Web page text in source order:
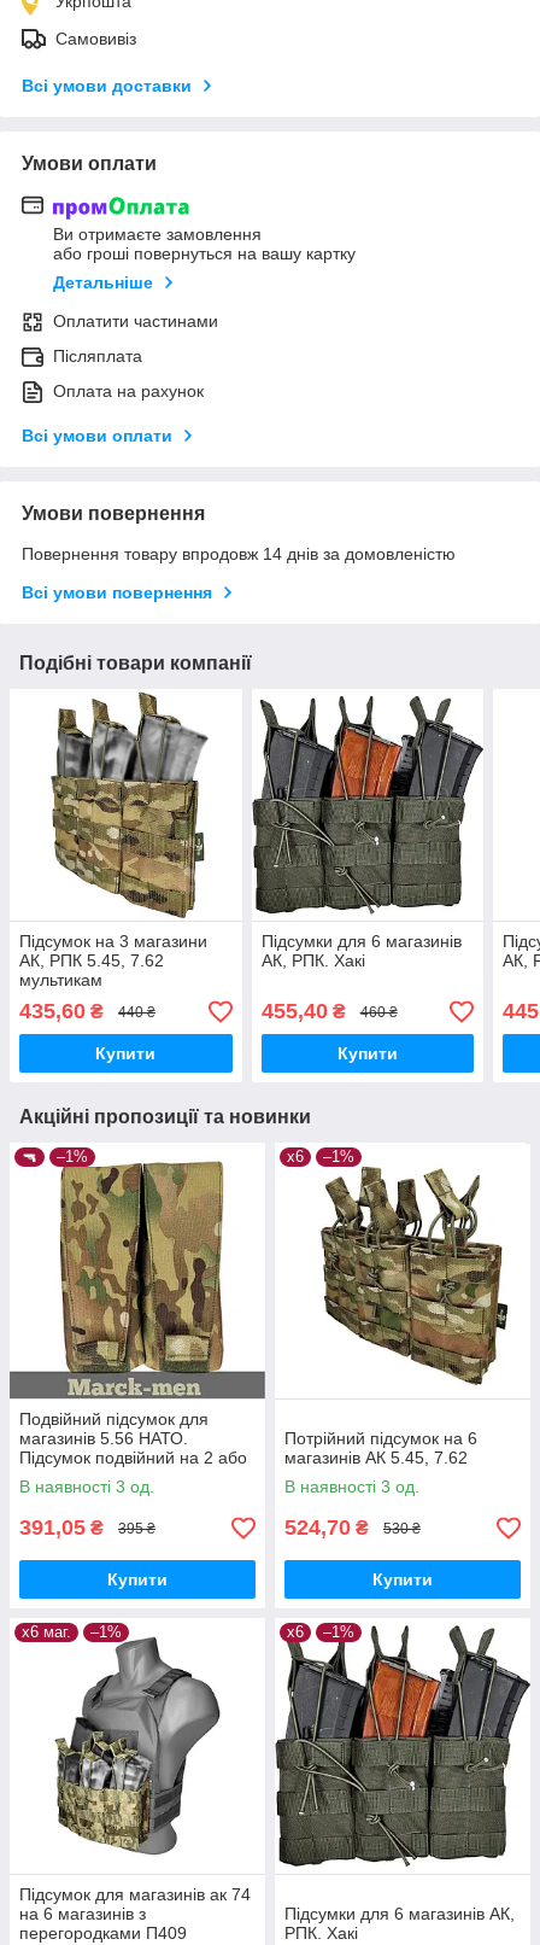
Самовивіз
Всі умови доставки
Умови оплати
Ви отримаєте замовлення
або гроші повернуться на вашу картку
Детальніше
Оплатити частинами
Післяплата
Оплата на рахунок
Всі умови оплати
Умови повернення
Повернення товару впродовж 14 днів за домовленістю
Всі умови повернення
Подібні товари компанії
Підсумок на 3 магазини
АК, РПК 5.45, 7.62
мультикам
435,60 ₴ 440 ₴
Купити
Підсумки для 6 магазинів
АК, РПК. Хакі
455,40₴ 460 ₴
Купити
АК,
Акційні пропозиції та новинки
🔫 –1%
Подвійний підсумок для
магазинів 5.56 НАТО.
Підсумок подвійний на 2 або
4 магазини АR-15 5.56.
Multicam, закритий
В наявності 3 од.
391,05 ₴ 395 ₴
Купити
х6 –1%
Потрійний підсумок на 6
магазинів АК 5.45, 7.62
В наявності 3 од.
524,70 ₴ 530 ₴
Купити
х6 маг. –1%
Підсумок для магазинів ак 74
на 6 магазинів з
перегородками П409
х6 –1%
Підсумки для 6 магазинів АК,
РПК. Хакі